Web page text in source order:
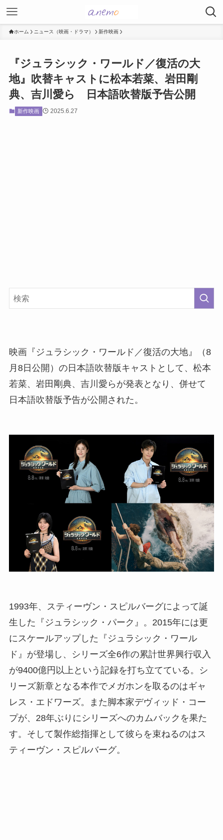
ホーム ニュース（映画・ドラマ） 新作映画
『ジュラシック・ワールド／復活の大
地』吹替キャストに松本若菜、岩田剛
典、吉川愛ら 日本語吹替版予告公開
新作映画 2025.6.27
映画『ジュラシック・ワールド／復活の大地』（8
月8日公開）の日本語吹替版キャストとして、松本
若菜、岩田剛典、吉川愛らが発表となり、併せて
日本語吹替版予告が公開された。
1993年、スティーヴン・スピルバーグによって誕
生した『ジュラシック・パーク』。2015年には更
にスケールアップした『ジュラシック・ワール
ド』が登場し、シリーズ全6作の累計世界興行収入
が9400億円以上という記録を打ち立てている。シ
リーズ新章となる本作でメガホンを取るのはギャ
レス・エドワーズ。また脚本家デヴィッド・コー
プが、28年ぶりにシリーズへのカムバックを果た
す。そして製作総指揮として彼らを束ねるのはス
ティーヴン・スピルバーグ。